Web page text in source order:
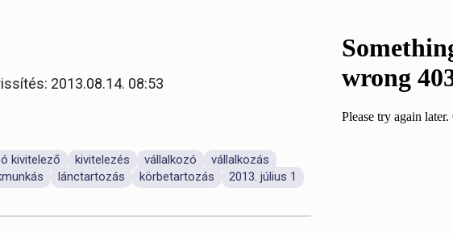
2013.08.14. 08:53
kivitelező kivitelezés vállalkozó
vállalkozás
lánctartozás körbetartozás
2013. július 1